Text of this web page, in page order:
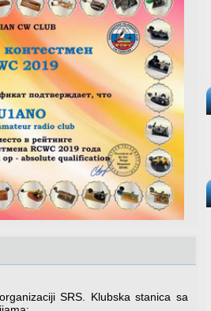
SRS. Klubska stanica sa